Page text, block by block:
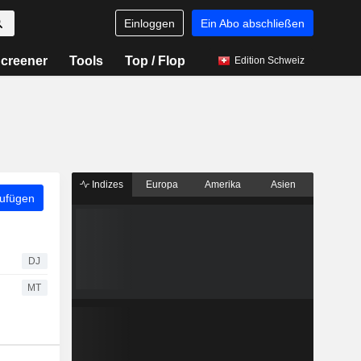
Einloggen Ein Abo abschließen
Tools Top / Flop Edition Schweiz
DJ
MT
Indizes Europa Amerika Asien